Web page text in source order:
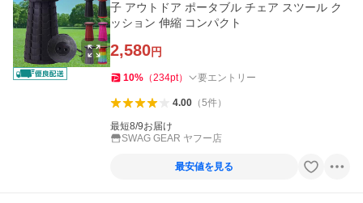
子 アウトドア ポータブル チェア スツール ク
ッション 伸縮 コンパクト
2,580円
10% （234pt） 要エントリー
4.00（5件）
最短8/9お届け
SWAG GEAR ヤフー店
最安値を見る